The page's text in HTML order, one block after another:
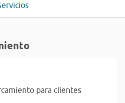
para clientes